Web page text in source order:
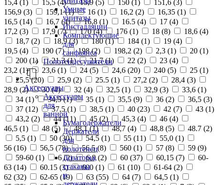
Умные
унитазы
Инсталляции
Комплектующие
для
санфаянса
Полотенцесушители
Аксессуары
Аксессуары
для
ванной
Бумагодержатели
Держатели
для
полотенец
Дозаторы,
стаканы
и
15,4 (1 ) 15,5 (4) 15,9 (5) 150 (1 ) 151,6 (3)
156,9 (3) 159,1 (1) 16 (1) 16,2 (2) 16,35 (1)
16,5 (14) 16,7 (4) 16,8 (1) 16.5 (4) 17 (4)
17,2 (3) 17,9 (7) 170 (4) 176 (1) 18 (8) 18,6 (4)
18,7 (2) 18,9 (3) 180 (1) 184 (1) 19 (4)
19,5 (4) 190 (7) 198 (2) 198,2 (2) 2,3 (1) 20 (1)
200 (1) 21,3 (1) 21,7 (1) 22 (2) 23 (4)
23,2 (1) 23,6 (1) 24 (5) 24,6 (20) 240 (5) 25 (1)
25,5 (20) 25,9 (2) 25.5 (1) 27,2 (2) 28,4 (3)
28,9 (2) 30 (4) 32 (4) 32,5 (1) 32,9 (3) 33,6 (1)
34 (1) 34,5 (1) 35 (1) 35,5 (9) 36 (2) 36,5 (3)
37 (12) 37,5 (1) 38,5 (1) 40 (23) 42 (7) 43 (1)
43,2 (2) 44 (11) 45 (2) 45,3 (4) 46 (4)
46,5 (1) 48 (5) 48,1 (1) 48,7 (4) 48,8 (5) 48.7 (2)
5,5 (1) 50 (30) 54,5 (1) 55 (11) 55,0 (1)
56 (16) 56,5 (78) 56.5 (8) 560 (1) 57 (8) 59 (9)
59-60 (1) 6 (2) 6,9 (2) 60 (37) 60,15 (7)
60-
63 (14) 60.15 (3) 600 (1) 61 (10) 61-64 (2)
62 (32) 62-65 (19) 63 (55) 64 (7) 64,5 (1)